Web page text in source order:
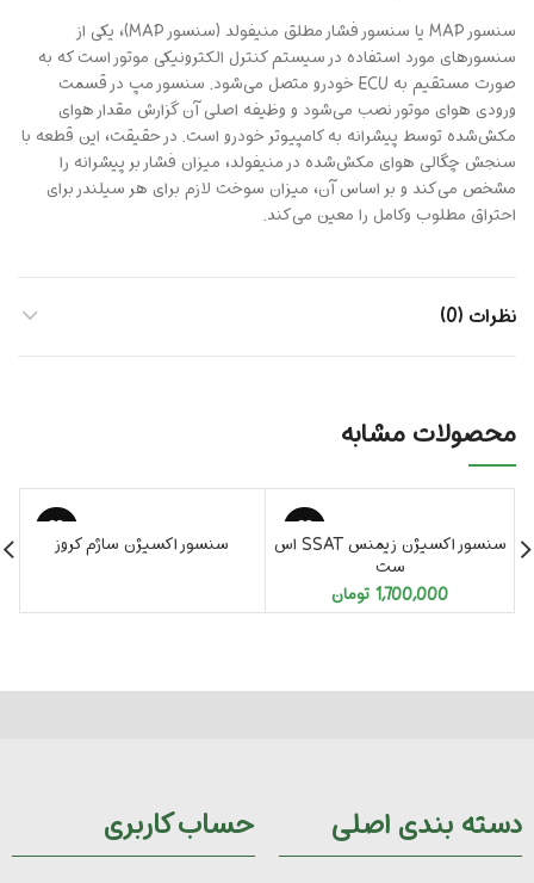
سنسور MAP یا سنسور فشار مطلق منیفولد (سنسور MAP)، یکی از
سنسورهای مورد استفاده در سیستم کنترل الکترونیکی موتور است که به
‌صورت مستقیم به ECU خودرو متصل می‌شود. سنسور مپ در قسمت
ورودی هوای موتور نصب می‌شود و وظیفه اصلی آن گزارش مقدار هوای
مکش‌شده توسط پیشرانه به کامپیوتر خودرو است. در حقیقت، این قطعه با
سنجش چگالی هوای مکش‌شده در منیفولد، میزان فشار بر پیشرانه را
مشخص می‌کند و بر اساس آن، میزان سوخت لازم برای هر سیلندر برای
احتراق مطلوب وکامل را معین می‌کند.
نظرات (0)
محصولات مشابه
سنسور اکسیژن زیمنس SSAT اس
ست
1,700,000 تومان
سنسور اکسیژن ساژم کروز
دسته بندی اصلی حساب کاربری